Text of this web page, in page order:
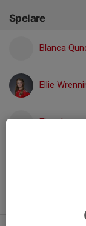
Spelare
Blanca
Ellie
Elma Lager